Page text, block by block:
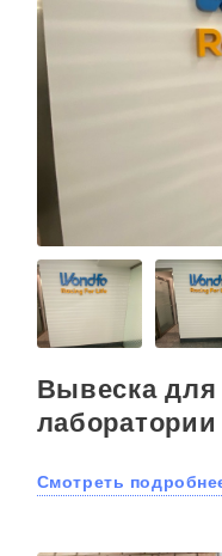
Вывеска
Смотреть